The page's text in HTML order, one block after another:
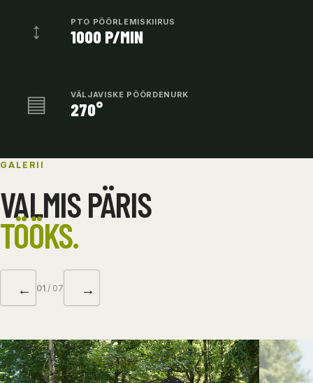
↕ PTO PÖÖRLEMISKIIRUS
1000 P/MIN
▤ VÄLJAVISKE PÖÖRDENURK
270°
GALERII
VALMIS PÄRIS
TÖÖKS.
← 01 / 07 →